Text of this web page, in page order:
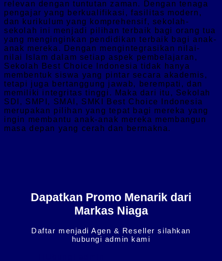
relevan dengan tuntutan zaman. Dengan tenaga
pengajar yang berkualifikasi, fasilitas modern,
dan kurikulum yang komprehensif, sekolah-
sekolah ini menjadi pilihan terbaik bagi orang tua
yang menginginkan pendidikan terbaik bagi anak-
anak mereka. Dengan mengintegrasikan nilai-
nilai Islam dalam setiap aspek pembelajaran,
Sekolah Best Choice Indonesia tidak hanya
membentuk siswa yang pintar secara akademis,
tetapi juga bertanggung jawab, berempati, dan
memiliki integritas tinggi. Maka dari itu, Sekolah
SDI, SMPI, SMAI, SMKI Best Choice Indonesia
merupakan pilihan yang tepat bagi mereka yang
ingin membantu anak-anak mereka membangun
masa depan yang cerah dan bermakna.
Dapatkan Promo Menarik dari
Markas Niaga
Daftar menjadi Agen & Reseller silahkan
hubungi admin kami